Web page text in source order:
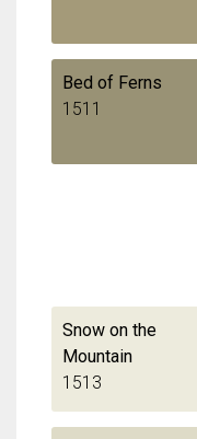
Bed of Ferns
1511
Snow on the
Mountain
1513